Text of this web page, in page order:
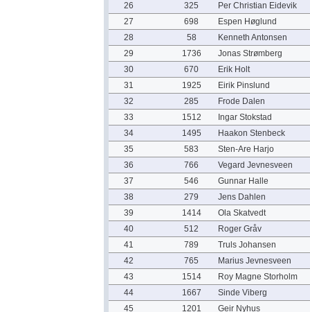
26
325
Per Christian Eidevik
27
698
Espen Høglund
28
58
Kenneth Antonsen
29
1736
Jonas Strømberg
30
670
Erik Holt
31
1925
Eirik Pinslund
32
285
Frode Dalen
33
1512
Ingar Stokstad
34
1495
Haakon Stenbeck
35
583
Sten-Are Harjo
36
766
Vegard Jevnesveen
37
546
Gunnar Halle
38
279
Jens Dahlen
39
1414
Ola Skatvedt
40
512
Roger Gråv
41
789
Truls Johansen
42
765
Marius Jevnesveen
43
1514
Roy Magne Storholm
44
1667
Sinde Viberg
45
1201
Geir Nyhus